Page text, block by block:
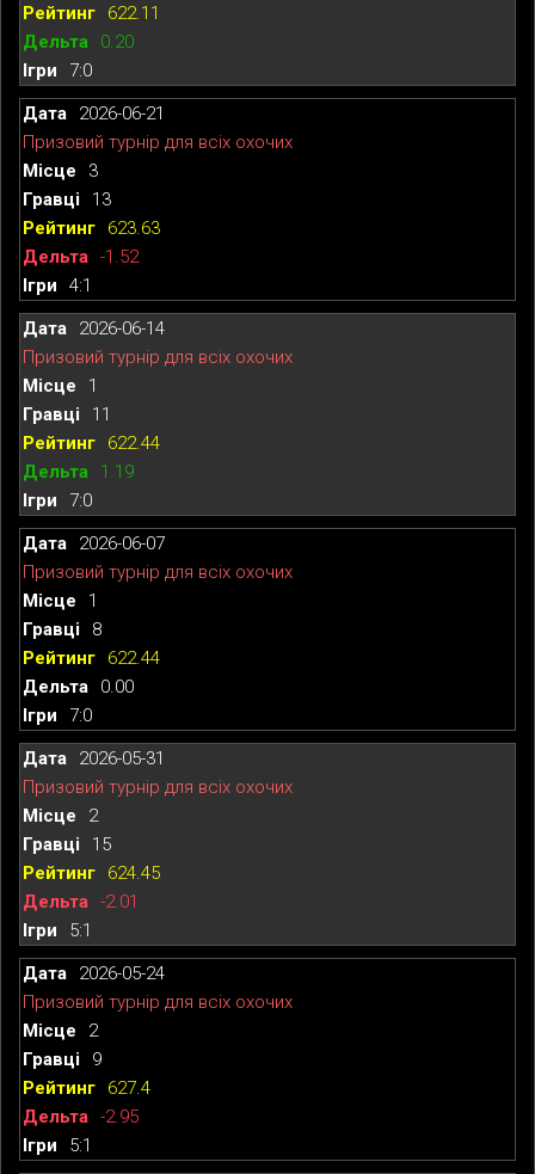
622.11
0.20
7:0
2026-06-21
Призовий турнір для всіх охочих
3
13
623.63
-1.52
4:1
2026-06-14
Призовий турнір для всіх охочих
1
11
622.44
1.19
7:0
2026-06-07
Призовий турнір для всіх охочих
1
8
622.44
0.00
7:0
2026-05-31
Призовий турнір для всіх охочих
2
15
624.45
-2.01
5:1
2026-05-24
Призовий турнір для всіх охочих
2
9
627.4
-2.95
5:1